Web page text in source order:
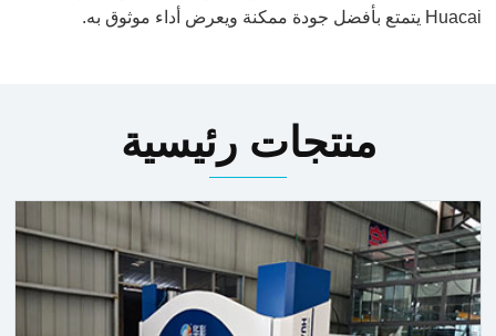
Huacai يتمتع بأفضل جودة ممكنة ويعرض أداء موثوق به.
منتجات رئيسية